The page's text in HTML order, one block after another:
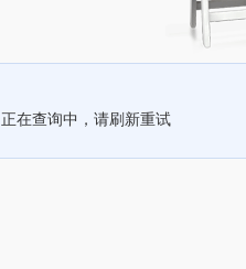
正在查询中，请刷新重试